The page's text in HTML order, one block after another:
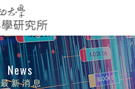
News
最新消息